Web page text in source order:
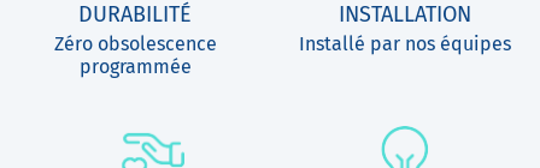
DURABILITÉ
Zéro obsolescence
programmée
INSTALLATION
Installé par nos équipes